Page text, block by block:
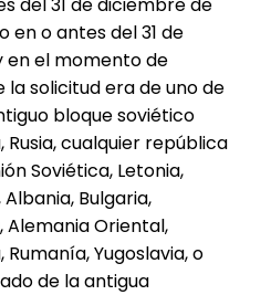
en o antes del 31 de
en el momento de
solicitud era de uno de
bloque soviético
Rusia, cualquier república
Soviética, Letonia,
Albania, Bulgaria,
Alemania Oriental,
Rumanía, Yugoslavia, o
de la antigua